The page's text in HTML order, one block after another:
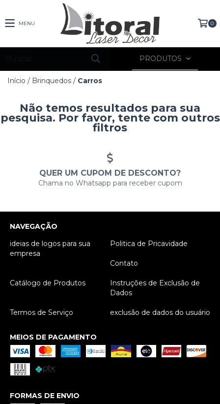
MENU 0
PRODUTOS
Início / Brinquedos / Carros
Não temos resultados para sua
pesquisa. Por favor, tente com outros
filtros
QUER UM CUPOM DE DESCONTO?
Chama no Whatsapp para receber cupom
NAVEGAÇÃO
ideias de logos para sua
empresa
Politica de Pricavidade
Contato
Catálogo de Produtos
Instruções de Exclusão de
Dados
Termos de Serviço exclusão de dados do usuário
MEIOS DE PAGAMENTO
FORMAS DE ENVIO